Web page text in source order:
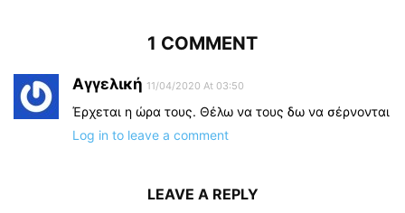
1 COMMENT
Αγγελική 11/04/2020 At 03:50
Έρχεται η ώρα τους. Θέλω να τους δω να σέρνονται
Log in to leave a comment
LEAVE A REPLY